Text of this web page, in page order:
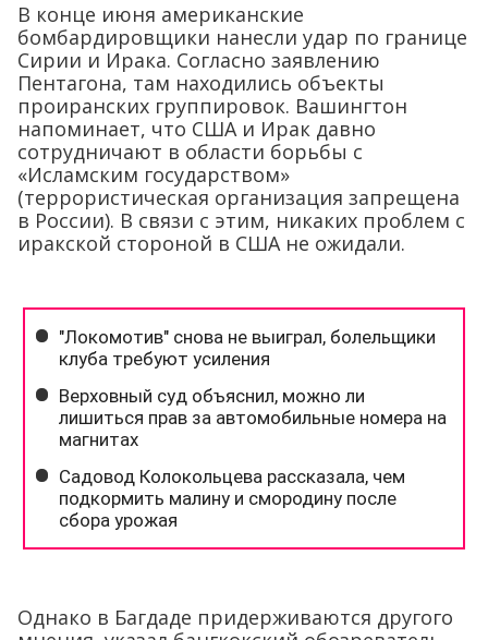
В конце июня американские
бомбардировщики нанесли удар по границе
Сирии и Ирака. Согласно заявлению
Пентагона, там находились объекты
проиранских группировок. Вашингтон
напоминает, что США и Ирак давно
сотрудничают в области борьбы с
«Исламским государством»
(террористическая организация запрещена
в России). В связи с этим, никаких проблем с
иракской стороной в США не ожидали.
Однако в Багдаде придерживаются другого